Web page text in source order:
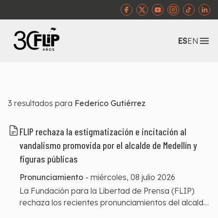
ESEN
3 resultados para Federico Gutiérrez
FLIP rechaza la estigmatización e incitación al
vandalismo promovida por el alcalde de Medellín y
figuras públicas
Pronunciamiento - miércoles, 08 julio 2026
La Fundación para la Libertad de Prensa (FLIP)
rechaza los recientes pronunciamientos del alcalde